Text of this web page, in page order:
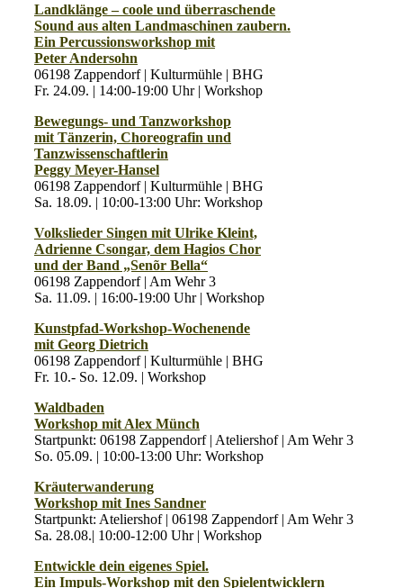
Landklänge – coole und überraschende
Sound aus alten Landmaschinen zaubern.
Ein Percussionsworkshop mit
Peter Andersohn
06198 Zappendorf | Kulturmühle | BHG
Fr. 24.09. | 14:00-19:00 Uhr | Workshop
Bewegungs- und Tanzworkshop
mit Tänzerin, Choreografin und
Tanzwissenschaftlerin
Peggy Meyer-Hansel
06198 Zappendorf | Kulturmühle | BHG
Sa. 18.09. | 10:00-13:00 Uhr: Workshop
Volkslieder Singen mit Ulrike Kleint,
Adrienne Csongar, dem Hagios Chor
und der Band „Senõr Bella“
06198 Zappendorf | Am Wehr 3
Sa. 11.09. | 16:00-19:00 Uhr | Workshop
Kunstpfad-Workshop-Wochenende
mit Georg Dietrich
06198 Zappendorf | Kulturmühle | BHG
Fr. 10.- So. 12.09. | Workshop
Waldbaden
Workshop mit Alex Münch
Startpunkt: 06198 Zappendorf | Ateliershof | Am Wehr 3
So. 05.09. | 10:00-13:00 Uhr: Workshop
Kräuterwanderung
Workshop mit Ines Sandner
Startpunkt: Ateliershof | 06198 Zappendorf | Am Wehr 3
Sa. 28.08.| 10:00-12:00 Uhr | Workshop
Entwickle dein eigenes Spiel.
Ein Impuls-Workshop mit den Spielentwicklern